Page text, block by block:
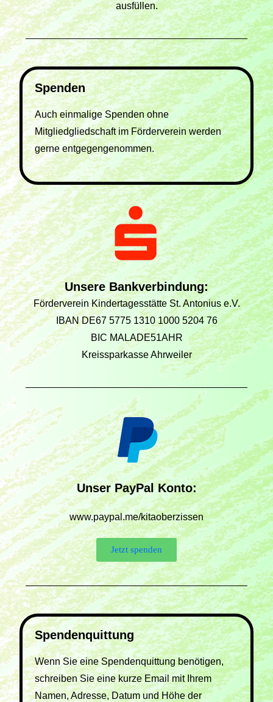
ausfüllen.
Spenden
Auch einmalige Spenden ohne
Mitgliedgliedschaft im Förderverein werden
gerne entgegengenommen.
Unsere Bankverbindung:
Förderverein Kindertagesstätte St. Antonius e.V.
IBAN DE67 5775 1310 1000 5204 76
BIC MALADE51AHR
Kreissparkasse Ahrweiler
Unser PayPal Konto:
www.paypal.me/kitaoberzissen
Jetzt spenden
Spendenquittung
Wenn Sie eine Spendenquittung benötigen,
schreiben Sie eine kurze Email mit Ihrem
Namen, Adresse, Datum und Höhe der